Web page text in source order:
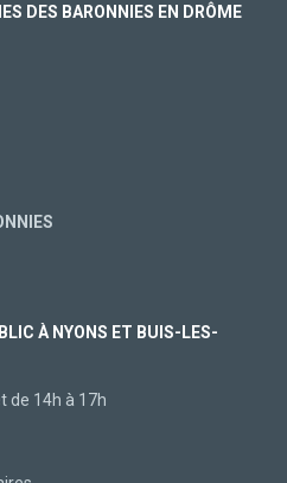
DES BARONNIES EN DRÔME
À NYONS ET BUIS-LES-
de 14h à 17h